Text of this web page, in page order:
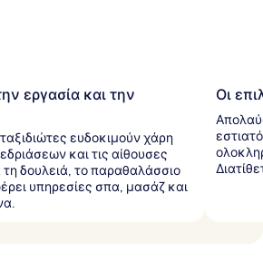
εργασία και την
ευδοκιμούν χάρη
και τις αίθουσες
δουλειά, το παραθαλάσσιο
υπηρεσίες σπα, μασάζ και
Οι